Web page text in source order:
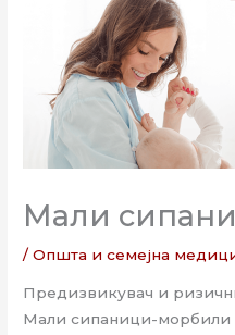
Мали
/Општа и семејна
Предизвикувач и
Mали сипаници-морбили